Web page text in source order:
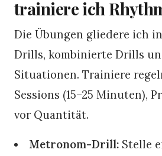
trainiere ich
Die Übungen gliedere ich
Drills, kombinierte Drills
Situationen. Trainiere
Sessions (15–25 Minuten),
vor Quantität.
Metronom-Drill: Stelle